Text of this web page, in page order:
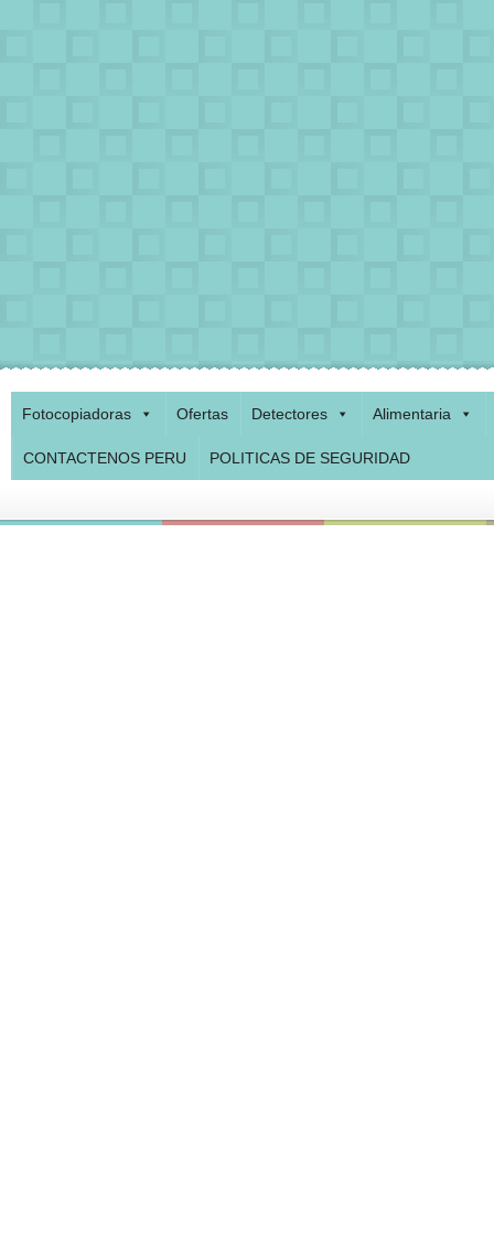
Fotocopiadoras Ofertas Detectores Alimentaria
CONTACTENOS PERU POLITICAS DE SEGURIDAD